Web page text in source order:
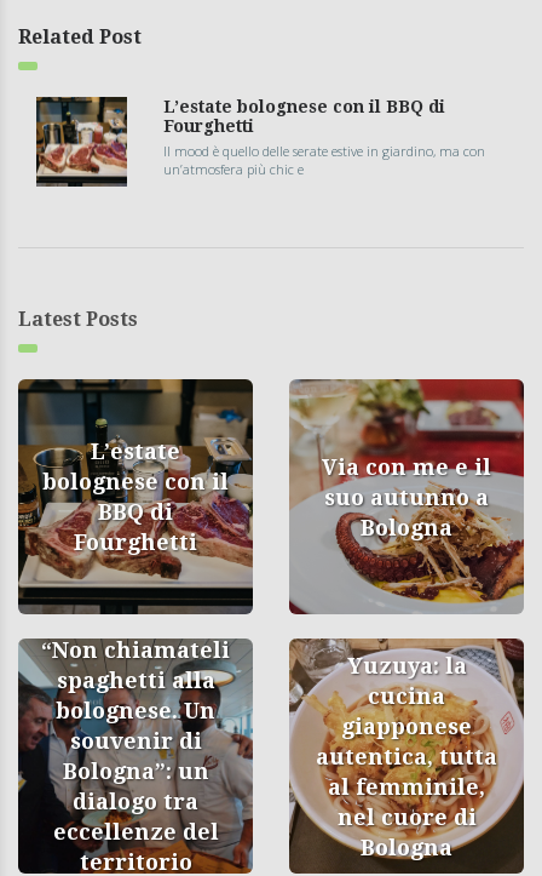
Related Post
L’estate bolognese con il BBQ di
Fourghetti
Il mood è quello delle serate estive in giardino, ma con
un’atmosfera più chic e
Latest Posts
L’estate
bolognese con il
BBQ di
Fourghetti
Via con me e il
suo autunno a
Bologna
“Non chiamateli
spaghetti alla
bolognese. Un
souvenir di
Bologna”: un
dialogo tra
eccellenze del
territorio
Yuzuya: la
cucina
giapponese
autentica, tutta
al femminile,
nel cuore di
Bologna